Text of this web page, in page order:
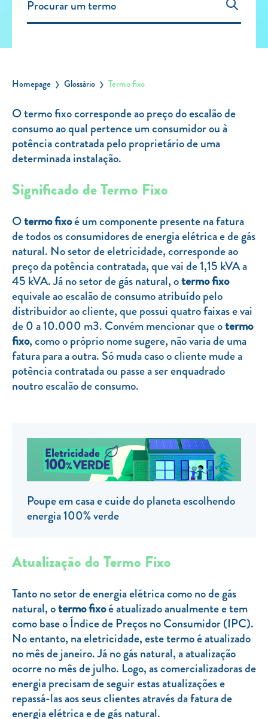
Carregar Fora de Casa
Leituras
Sobre nós
Contactos
FAQ
Blog
Mais informações
SERVIÇOS
ROTULAGEM
JUNTE-SE A NÓS
TARIFA SOCIAL
APP MOBILE
CONTADORES ELÉTRICOS
FATURAS
PRÉMIOS
Preços de referência
Documentos úteis
Política de privacidade
Livro de reclamações
Clientes prioritários
Resolução alternativa de litígios
Homepage Glossário Termo fixo
O termo fixo corresponde ao preço do escalão de
consumo ao qual pertence um consumidor ou à
potência contratada pelo proprietário de uma
determinada instalação.
Significado de Termo Fixo
Otermo fixoé um componente presente na fatura
de todos os consumidores de energia elétrica e de gás
natural. No setor de eletricidade, corresponde ao
preço da potência contratada, que vai de 1,15 kVA a
45 kVA. Já no setor de gás natural, otermo fixo
equivale ao escalão de consumo atribuído pelo
distribuidor ao cliente, que possui quatro faixas e vai
de 0 a 10.000 m3. Convém mencionar que otermo
fixo, como o próprio nome sugere, não varia de uma
fatura para a outra. Só muda caso o cliente mude a
potência contratada ou passe a ser enquadrado
noutro escalão de consumo.
Poupe em casa e cuide do planeta escolhendo
energia 100% verde
Atualização do Termo Fixo
Tanto no setor de energia elétrica como no de gás
natural, otermo fixoé atualizado anualmente e tem
como base o Índice de Preços no Consumidor (IPC).
No entanto, na eletricidade, este termo é atualizado
no mês de janeiro. Já no gás natural, a atualização
ocorre no mês de julho. Logo, as comercializadoras de
energia precisam de seguir estas atualizações e
repassá-las aos seus clientes através da fatura de
energia elétrica e de gás natural.